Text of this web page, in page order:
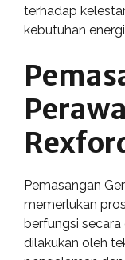
terhadap
kebutuhan
Pemasangan
memerlukan
berfungsi
dilakukan oleh